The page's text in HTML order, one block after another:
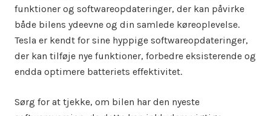
funktioner og softwareopdateringer, der kan påvirke
både bilens ydeevne og din samlede køreoplevelse.
Tesla er kendt for sine hyppige softwareopdateringer,
der kan tilføje nye funktioner, forbedre eksisterende og
endda optimere batteriets effektivitet.
Sørg for at tjekke, om bilen har den nyeste